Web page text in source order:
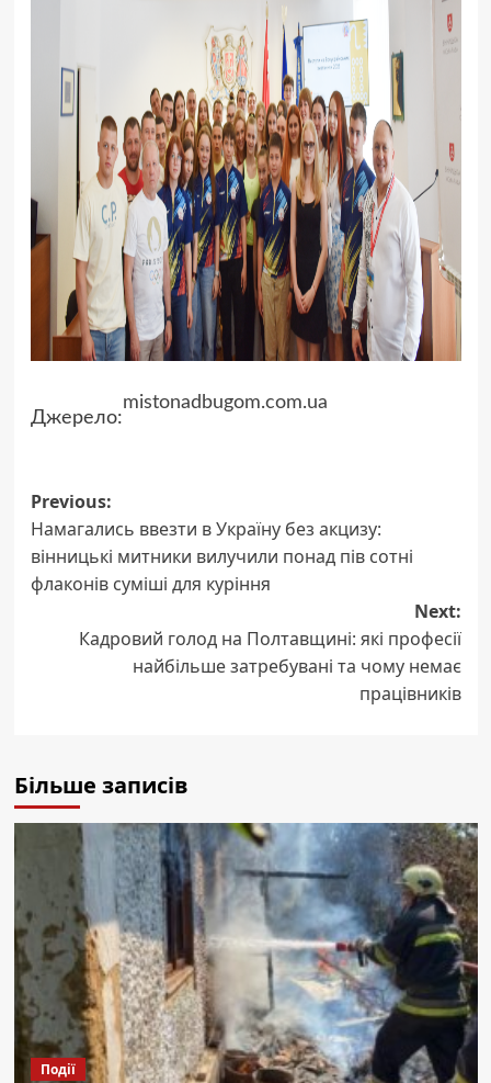
Джерело:
mistonadbugom.com.ua
Post
navigation
Previous:
Намагались ввезти в Україну без акцизу:
вінницькі митники вилучили понад пів сотні
флаконів суміші для куріння
Next:
Кадровий голод на Полтавщині: які професії
найбільше затребувані та чому немає
працівників
Більше записів
Події